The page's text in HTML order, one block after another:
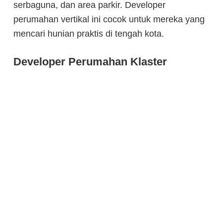
serbaguna, dan area parkir. Developer
perumahan vertikal ini cocok untuk mereka yang
mencari hunian praktis di tengah kota.
Developer Perumahan Klaster